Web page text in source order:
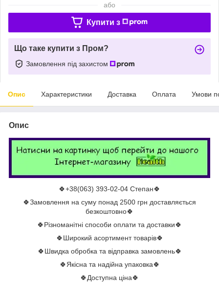
або
Купити з
Що таке купити з Пром?
Замовлення під захистом
Опис Характеристики Доставка Оплата Умови
Опис
🍀+38(063) 393-02-04 Степан🍀
🍀Замовлення на суму понад 2500 грн доставляється
безкоштовно🍀
🍀Різноманітні способи оплати та доставки🍀
🍀Широкий асортимент товарів🍀
🍀Швидка обробка та відправка замовлень🍀
🍀Якісна та надійна упаковка🍀
🍀Доступна ціна🍀